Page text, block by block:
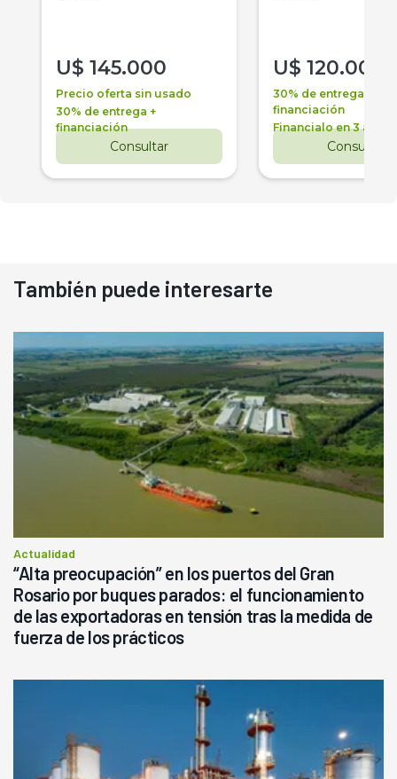
U$ 145.000
Precio oferta sin usado
30% de entrega +
financiación
Consultar
U$ 120.000
30% de entrega +
financiación
Financialo en 3 años
Consultar
También puede interesarte
Actualidad
“Alta preocupación” en los puertos del Gran
Rosario por buques parados: el funcionamiento
de las exportadoras en tensión tras la medida de
fuerza de los prácticos